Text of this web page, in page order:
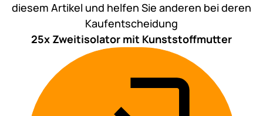
diesem Artikel und helfen Sie anderen bei deren
Kaufentscheidung
25x Zweitisolator mit Kunststoffmutter